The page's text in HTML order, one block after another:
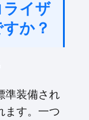
イザ
か？
準装備され
ます。一つ